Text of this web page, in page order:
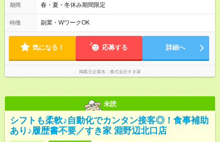
のみ勤務可能です（18歳未満の深夜業務禁止のため） ★深夜で
す。 必ず、2名以上での勤務を行いますので、安心して働けま
す。
期間 春・夏・冬休み期間限定
特徴 副業・WワークOK
気になる！ 応募する 詳細へ
掲載元企業名 株式会社すき家
未読
シフトも柔軟♪自動化でカンタン接客◎！食事補助
あり♪履歴書不要／すき家 淵野辺北口店